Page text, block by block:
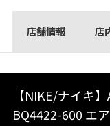
店舗情報 店
【NIKE/ナイキ
BQ4422-600 エ